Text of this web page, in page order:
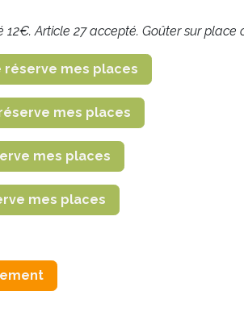
Article 27 accepté. Goûter sur place
réserve mes places
mes places
mes places
mes places